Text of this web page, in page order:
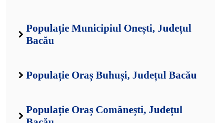
Populație Municipiul Onești, Județul
Bacău
Populație Oraș Buhuși, Județul Bacău
Populație Oraș Comănești, Județul